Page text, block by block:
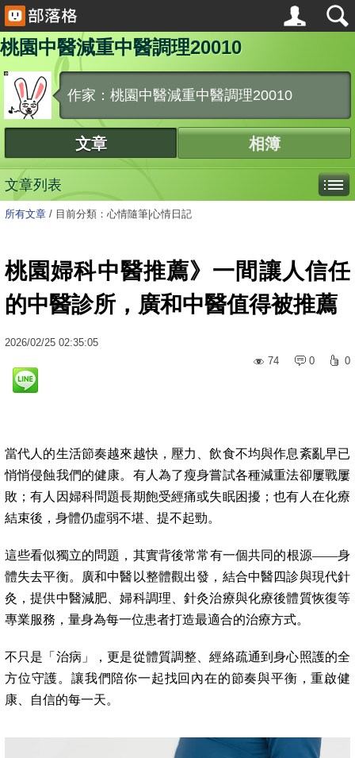
桃園中醫減重中醫調理20010
作家：桃園中醫減重中醫調理20010
文章 相簿
文章列表
所有文章 / 目前分類：心情隨筆|心情日記
桃園婦科中醫推薦》一間讓人信任
的中醫診所，廣和中醫值得被推薦
2026/02/25 02:35:05
74
0 0
當代人的生活節奏越來越快，壓力、飲食不均與作息紊亂早已
悄悄侵蝕我們的健康。有人為了瘦身嘗試各種減重法卻屢戰屢
敗；有人因婦科問題長期飽受經痛或失眠困擾；也有人在化療
結束後，身體仍虛弱不堪、提不起勁。
這些看似獨立的問題，其實背後常常有一個共同的根源——身
體失去平衡。廣和中醫以整體觀出發，結合中醫四診與現代針
灸，提供中醫減肥、婦科調理、針灸治療與化療後體質恢復等
專業服務，量身為每一位患者打造最適合的治療方式。
不只是「治病」，更是從體質調整、經絡疏通到身心照護的全
方位守護。讓我們陪你一起找回內在的節奏與平衡，重啟健
康、自信的每一天。